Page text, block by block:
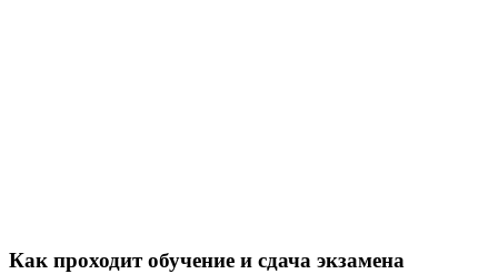
Как проходит обучение и сдача экзамена